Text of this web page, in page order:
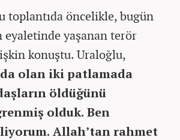
toplantıda öncelikle, bugün
eyaletinde yaşanan terör
konuştu. Uraloğlu,
olan iki patlamada
öldüğünü
olduk. Ben
Allah’tan rahmet